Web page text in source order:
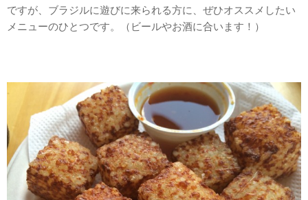
ですが、ブラジルに遊びに来られる方に、ぜひオススメしたい
メニューのひとつです。（ビールやお酒に合います！）